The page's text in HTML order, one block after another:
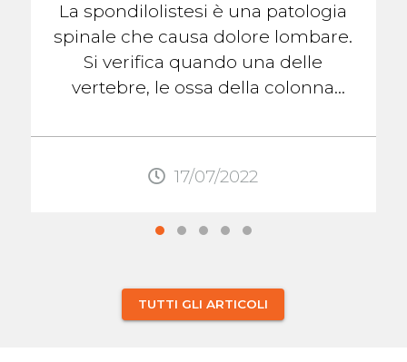
La spondilolistesi è una patologia
spinale che causa dolore lombare.
Si verifica quando una delle
vertebre, le ossa della colonna
rispetto alla ...
17/07/2022
TUTTI GLI ARTICOLI